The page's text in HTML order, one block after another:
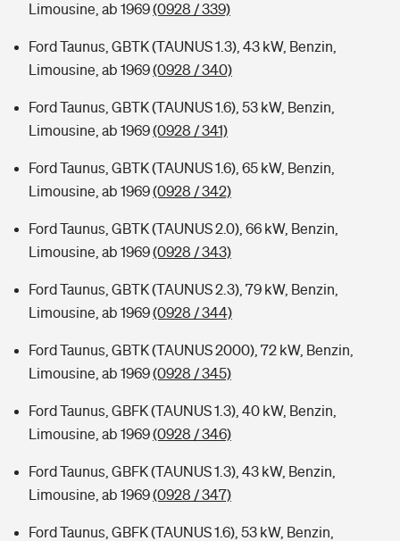
Sie haben Fragen?
Zur Übersicht
Kinderunfall-Check: Mehr Sicherheit für deine Kids
Typklassen: So ist Ihr Auto eingestuft
Sie haben Fragen?
Limousine, ab 1969(0928 / 339)
Ford Taunus, GBTK (TAUNUS 1.3), 43 kW, Benzin,
Limousine, ab 1969(0928 / 340)
Ford Taunus, GBTK (TAUNUS 1.6), 53 kW, Benzin,
Limousine, ab 1969(0928 / 341)
Ford Taunus, GBTK (TAUNUS 1.6), 65 kW, Benzin,
Limousine, ab 1969(0928 / 342)
Ford Taunus, GBTK (TAUNUS 2.0), 66 kW, Benzin,
Limousine, ab 1969(0928 / 343)
Ford Taunus, GBTK (TAUNUS 2.3), 79 kW, Benzin,
Limousine, ab 1969(0928 / 344)
Ford Taunus, GBTK (TAUNUS 2000), 72 kW, Benzin,
Limousine, ab 1969(0928 / 345)
Ford Taunus, GBFK (TAUNUS 1.3), 40 kW, Benzin,
Limousine, ab 1969(0928 / 346)
Ford Taunus, GBFK (TAUNUS 1.3), 43 kW, Benzin,
Limousine, ab 1969(0928 / 347)
Ford Taunus, GBFK (TAUNUS 1.6), 53 kW, Benzin,